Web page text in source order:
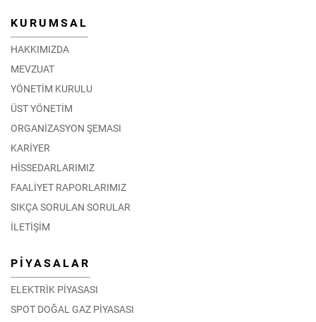
KURUMSAL
HAKKIMIZDA
MEVZUAT
YÖNETİM KURULU
ÜST YÖNETİM
ORGANİZASYON ŞEMASI
KARİYER
HİSSEDARLARIMIZ
FAALİYET RAPORLARIMIZ
SIKÇA SORULAN SORULAR
İLETİŞİM
PİYASALAR
ELEKTRİK PİYASASI
SPOT DOĞAL GAZ PİYASASI